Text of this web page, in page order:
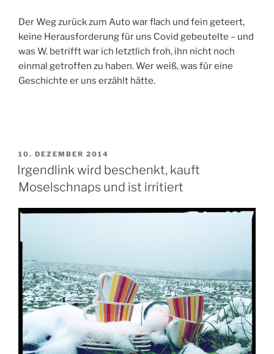
Der Weg zurück zum Auto war flach und fein geteert,
keine Herausforderung für uns Covid gebeutelte – und
was W. betrifft war ich letztlich froh, ihn nicht noch
einmal getroffen zu haben. Wer weiß, was für eine
Geschichte er uns erzählt hätte.
VERÖFFENTLICHT
AM
10. DEZEMBER 2014
Irgendlink wird beschenkt, kauft
Moselschnaps und ist irritiert